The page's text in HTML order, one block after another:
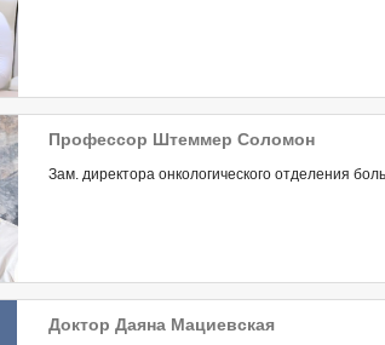
Профессор Штеммер Соломон
Зам. директора онкологического отделения
Доктор Даяна Мациевская